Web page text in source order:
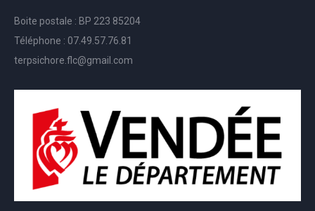
Boite postale : BP 223 85204
Téléphone : 07.49.57.76.81
terpsichore.flc@gmail.com